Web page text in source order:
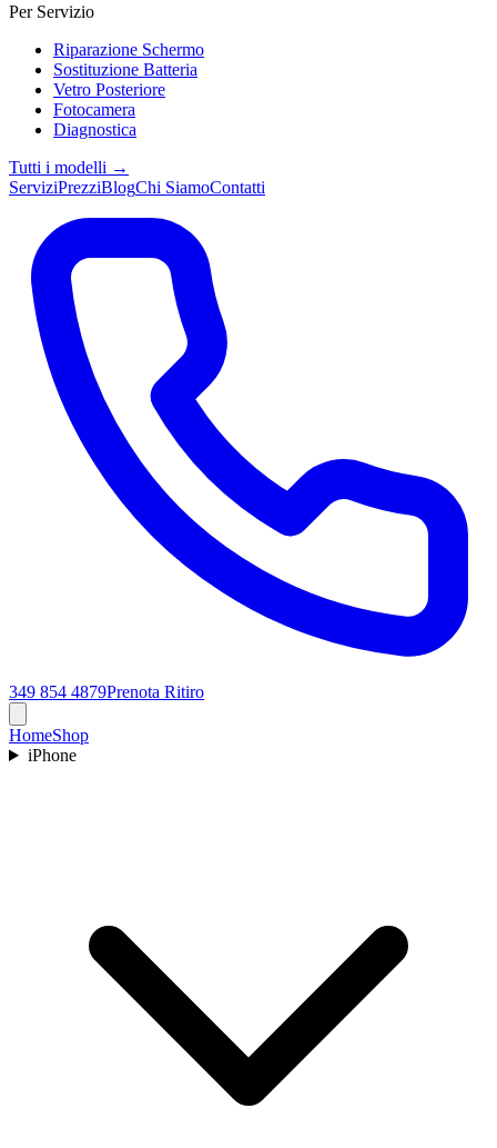
Per Servizio
Riparazione Schermo
Sostituzione Batteria
Vetro Posteriore
Fotocamera
Diagnostica
Tutti i modelli →
ServiziPrezziBlogChi SiamoContatti
349 854 4879Prenota Ritiro
HomeShop
iPhone